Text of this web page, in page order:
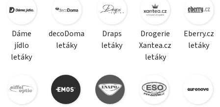
Dáme
jídlo
letáky
decoDoma
letáky
Draps
letáky
Drogerie
Xantea.cz
letáky
Eberry.cz
letáky